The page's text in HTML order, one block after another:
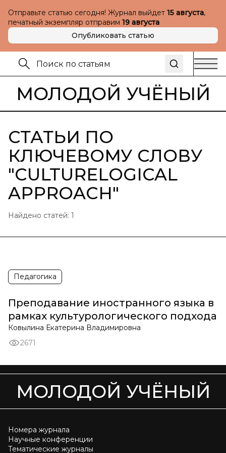
Отправьте статью сегодня! Журнал выйдет 15 августа,
печатный экземпляр отправим 19 августа
Опубликовать статью
МОЛОДОЙ УЧЁНЫЙ
СТАТЬИ ПО
КЛЮЧЕВОМУ СЛОВУ
"CULTURELOGICAL
APPROACH"
Найдено статей: 1
Педагогика
Преподавание иностранного языка в
рамках культурологического подхода
Ковылина Екатерина Владимировна
2671
МОЛОДОЙ УЧЁНЫЙ
Номера журнала
Научные конференции
Тематические журналы